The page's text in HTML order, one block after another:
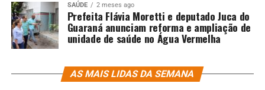
SAÚDE 2 meses ago
Prefeita Flávia Moretti e deputado Juca do
Guaraná anunciam reforma e ampliação de
unidade de saúde no Água Vermelha
AS MAIS LIDAS DA SEMANA